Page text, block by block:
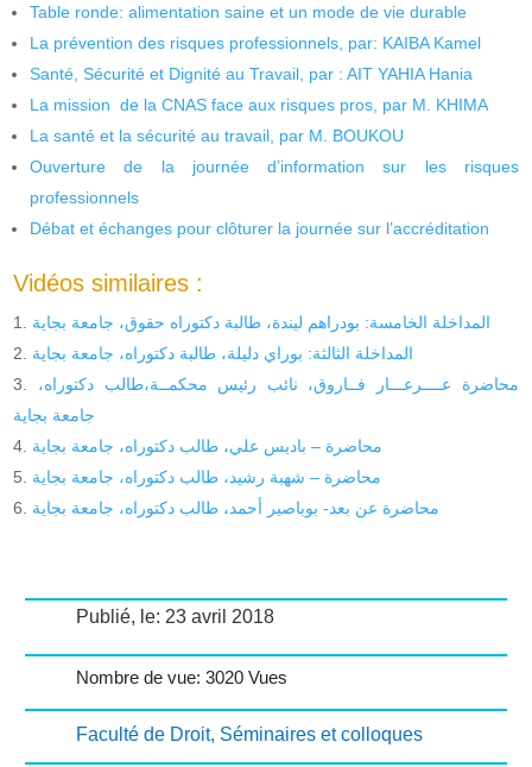
Table ronde: alimentation saine et un mode de vie durable
La prévention des risques professionnels, par: KAIBA Kamel
Santé, Sécurité et Dignité au Travail, par : AIT YAHIA Hania
La mission de la CNAS face aux risques pros, par M. KHIMA
La santé et la sécurité au travail, par M. BOUKOU
Ouverture de la journée d’information sur les risques
professionnels
Débat et échanges pour clôturer la journée sur l’accréditation
Vidéos similaires :
المداخلة الخامسة: بودراهم ليندة، طالبة دكتوراه حقوق، جامعة بجاية
المداخلة الثالثة: بوراي دليلة، طالبة دكتوراه، جامعة بجاية
محاضرة عــــرعـــار فــاروق، نائب رئيس محكمــة،طالب دكتوراه،
جامعة بجاية
محاضرة – باديس علي، طالب دكتوراه، جامعة بجاية
محاضرة – شهبة رشيد، طالب دكتوراه، جامعة بجاية
محاضرة عن بعد- بوباصير أحمد، طالب دكتوراه، جامعة بجاية
Publié, le: 23 avril 2018
Nombre de vue: 3020 Vues
Faculté de Droit, Séminaires et colloques